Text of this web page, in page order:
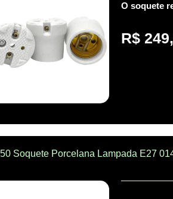
O soquete
R$
Soquete Porcelana Lampada E27